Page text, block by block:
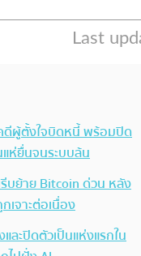
ดีผู้ตั้งใจบิดหนี้ พร้อมปิด
ห่ยื่นจนระบบล้น
บย้าย Bitcoin ด่วน หลัง
เจาะต่อเนื่อง
ละปิดตัวเป็นแห่งแรกใน